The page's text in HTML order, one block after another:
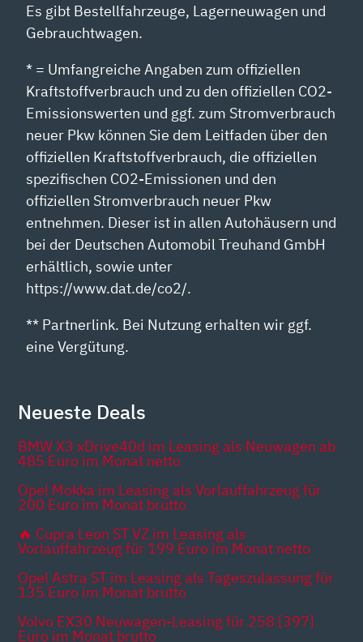
Es gibt Bestellfahrzeuge, Lagerneuwagen und
Gebrauchtwagen.
* = Umfangreiche Angaben zum offiziellen
Kraftstoffverbrauch und zu den offiziellen CO2-
Emissionswerten und ggf. zum Stromverbrauch
neuer Pkw können Sie dem Leitfaden über den
offiziellen Kraftstoffverbrauch, die offiziellen
spezifischen CO2-Emissionen und den
offiziellen Stromverbrauch neuer Pkw
entnehmen. Dieser ist in allen Autohäusern und
bei der Deutschen Automobil Treuhand GmbH
erhältlich, sowie unter
https://www.dat.de/co2/.
** Partnerlink. Bei Nutzung erhalten wir ggf.
eine Vergütung.
Neueste Deals
BMW X3 xDrive40d im Leasing als Neuwagen ab
485 Euro im Monat netto
Opel Mokka im Leasing als Vorlauffahrzeug für
200 Euro im Monat brutto
🔥 Cupra Leon ST VZ im Leasing als
Vorlauffahrzeug für 199 Euro im Monat netto
Opel Astra ST im Leasing als Tageszulassung für
135 Euro im Monat brutto
Volvo EX30 Neuwagen-Leasing für 258 [397]
Euro im Monat brutto